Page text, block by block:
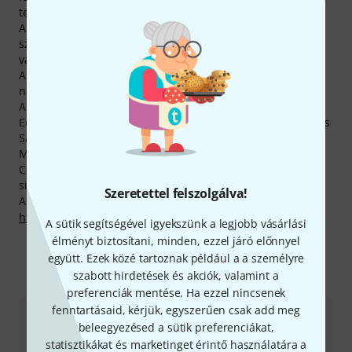
Szeretettel felszolgálva!
A sütik segítségével igyekszünk a legjobb vásárlási
élményt biztosítani, minden, ezzel járó előnnyel
együtt. Ezek közé tartoznak például a a személyre
szabott hirdetések és akciók, valamint a
preferenciák mentése. Ha ezzel nincsenek
fenntartásaid, kérjük, egyszerűen csak add meg
beleegyezésed a sütik preferenciákat,
statisztikákat és marketinget érintő használatára a
tették le mellette vásárlóink rendeléseik során a voksukat.
A gyártó minden Masterwork-termékre 2 év garanciát
szavatol. Mi ezt a garanciát kibővítve biztosítunk minden
vásárlónk számára 3 évre kiterjedő garanciát.
A Masterwork-holmikat használó zenészek közt számos
nagy név is található, többek közt Andy Lindner,
Alexander Schröder, Carsten Nickels, Dirk Leibenguth,
Edward Fillip, Christian Hoffe, Leon can dive, Nicolai Ziel és
Sascha Saigin.
Most még olcsóbban tehetsz szert Masterwork-holmikra!
Csak az elmúlt 90 napban 18 Masterwork-termék árát
sikerült áramvonalasítanunk.
A gyártóval kapcsolatban itt találsz bővebb tájékoztatást:
http://www.masterwork.com
Így érhetsz el minket
Ügyfélszolgálat - Magyarország